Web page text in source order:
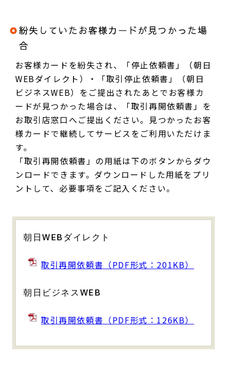
紛失していたお客様カードが見つかった場
合
お客様カードを紛失され、「停止依頼書」（朝日
WEBダイレクト）・「取引停止依頼書」（朝日
ビジネスWEB）をご提出されたあとでお客様カ
ードが見つかった場合は、「取引再開依頼書」を
お取引店窓口へご提出ください。見つかったお客
様カードで継続してサービスをご利用いただけま
す。
「取引再開依頼書」の用紙は下のボタンからダウ
ンロードできます。ダウンロードした用紙をプリ
ントして、必要事項をご記入ください。
朝日WEBダイレクト
取引再開依頼書（PDF形式：201KB）
朝日ビジネスWEB
取引再開依頼書（PDF形式：126KB）